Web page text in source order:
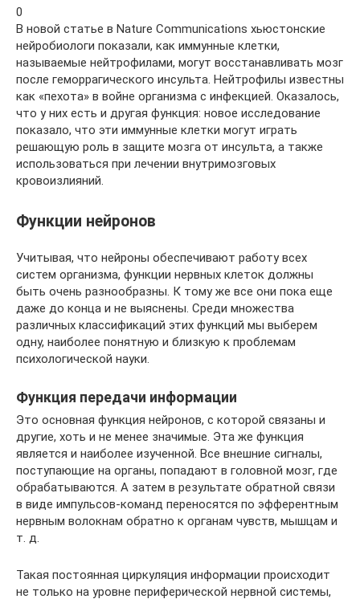
0
В новой статье в Nature Communications хьюстонские
нейробиологи показали, как иммунные клетки,
называемые нейтрофилами, могут восстанавливать мозг
после геморрагического инсульта. Нейтрофилы известны
как «пехота» в войне организма с инфекцией. Оказалось,
что у них есть и другая функция: новое исследование
показало, что эти иммунные клетки могут играть
решающую роль в защите мозга от инсульта, а также
использоваться при лечении внутримозговых
кровоизлияний.
Функции нейронов
Учитывая, что нейроны обеспечивают работу всех
систем организма, функции нервных клеток должны
быть очень разнообразны. К тому же все они пока еще
даже до конца и не выяснены. Среди множества
различных классификаций этих функций мы выберем
одну, наиболее понятную и близкую к проблемам
психологической науки.
Функция передачи информации
Это основная функция нейронов, с которой связаны и
другие, хоть и не менее значимые. Эта же функция
является и наиболее изученной. Все внешние сигналы,
поступающие на органы, попадают в головной мозг, где
обрабатываются. А затем в результате обратной связи
в виде импульсов-команд переносятся по эфферентным
нервным волокнам обратно к органам чувств, мышцам и
т. д.
Такая постоянная циркуляция информации происходит
не только на уровне периферической нервной системы,